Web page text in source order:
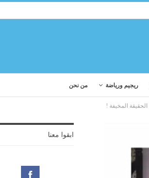
ريجيم ورياضة من نحن
ابقوا معنا